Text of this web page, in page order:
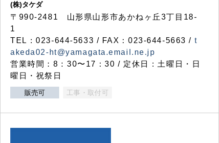
(株)タケダ
〒990-2481 山形県山形市あかねヶ丘3丁目18-
1
TEL：023-644-5633 / FAX：023-644-5663 / t
akeda02-ht@yamagata.email.ne.jp
営業時間：8：30〜17：30 / 定休日：土曜日・日
曜日・祝祭日
販売可 工事・取付可